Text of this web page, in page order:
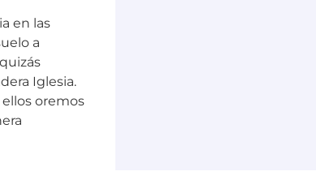
en las
a
Iglesia.
oremos